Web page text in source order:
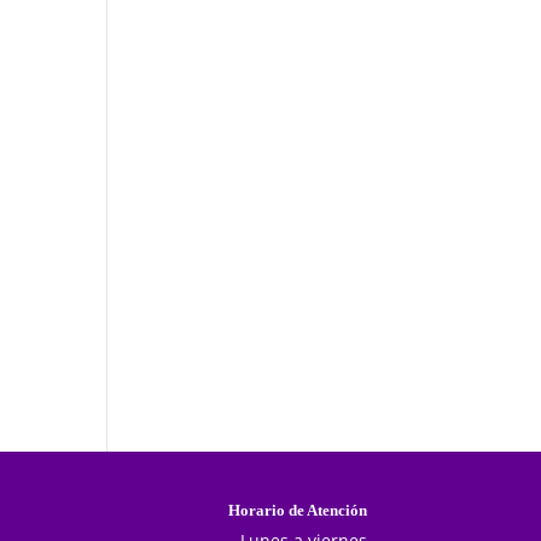
Horario de Atención